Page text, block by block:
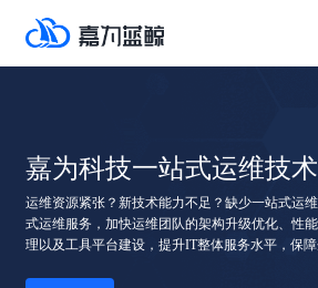
嘉为科技一站式运维技
运维资源紧张？新技术能力不足？缺少一站式运
式运维服务，加快运维团队的架构升级优化、性
理以及工具平台建设，提升IT整体服务水平，保障